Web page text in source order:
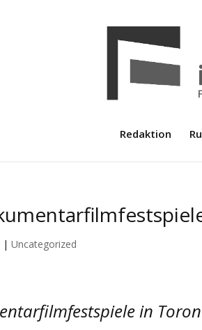
Redaktion
|Uncategorized
in